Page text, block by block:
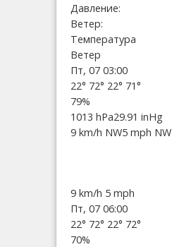
Давление:
Ветер:
Температура
Ветер
Пт, 07 03:00
22° 72° 22° 71°
79%
1013 hPa29.91 inHg
9 km/h NW5 mph NW
9 km/h 5 mph
Пт, 07 06:00
22° 72° 22° 72°
70%